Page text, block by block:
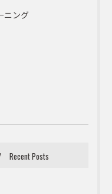
ニング
Recent Posts